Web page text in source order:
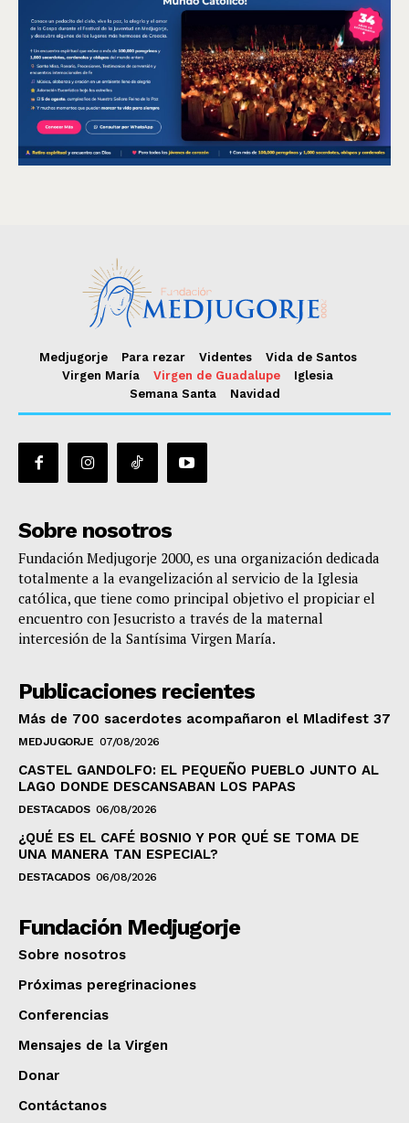
Medjugorje Para rezar Videntes
Vida de Santos
Virgen María
Virgen de Guadalupe
Iglesia
Semana Santa
Navidad
Sobre nosotros
Fundación Medjugorje 2000, es una organización dedicada
totalmente a la evangelización al servicio de la Iglesia
católica, que tiene como principal objetivo el propiciar el
encuentro con Jesucristo a través de la maternal
intercesión de la Santísima Virgen María.
Publicaciones recientes
Más de 700 sacerdotes acompañaron el Mladifest 37
MEDJUGORJE 07/08/2026
CASTEL GANDOLFO: EL PEQUEÑO PUEBLO JUNTO AL
LAGO DONDE DESCANSABAN LOS PAPAS
DESTACADOS 06/08/2026
¿QUÉ ES EL CAFÉ BOSNIO Y POR QUÉ SE TOMA DE
UNA MANERA TAN ESPECIAL?
DESTACADOS 06/08/2026
Fundación Medjugorje
Sobre nosotros
Próximas peregrinaciones
Conferencias
Mensajes de la Virgen
Donar
Contáctanos